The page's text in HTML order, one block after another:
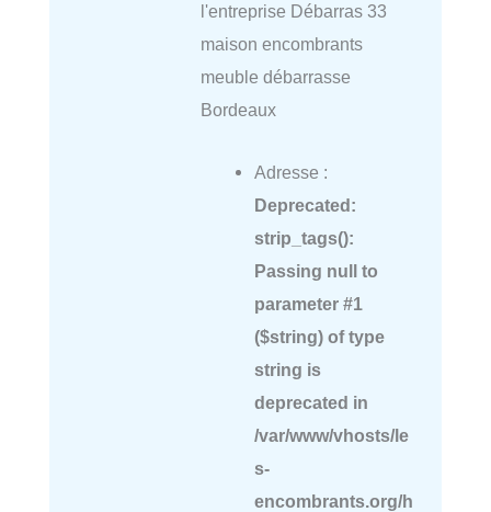
l'entreprise Débarras 33
maison encombrants
meuble débarrasse
Bordeaux
Adresse :
Deprecated:
strip_tags():
Passing null to
parameter #1
($string) of type
string is
deprecated in
/var/www/vhosts/le
s-
encombrants.org/h